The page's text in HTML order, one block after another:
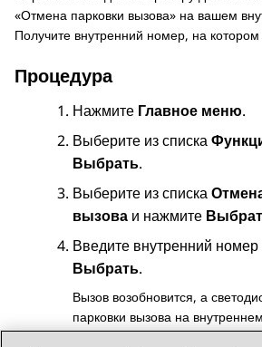
«Отмена парковки вызова» на вашем
Получите внутренний номер, на котором
Процедура
Нажмите Главное меню.
Выберите из списка
Выбрать.
Выберите из списка
вызова и нажмите
Введите внутренний
Выбрать.
Вызов возобновится, а
парковки вызова на
погаснет.